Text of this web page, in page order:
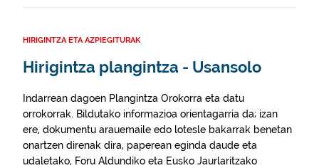
HIRIGINTZA ETA AZPIEGITURAK
Hirigintza plangintza - Usansolo
Indarrean dagoen Plangintza Orokorra eta datu
orrokorrak. Bildutako informazioa orientagarria da; izan
ere, dokumentu arauemaile edo lotesle bakarrak benetan
onartzen direnak dira, paperean eginda daude eta
udaletako, Foru Aldundiko eta Eusko Jaurlaritzako